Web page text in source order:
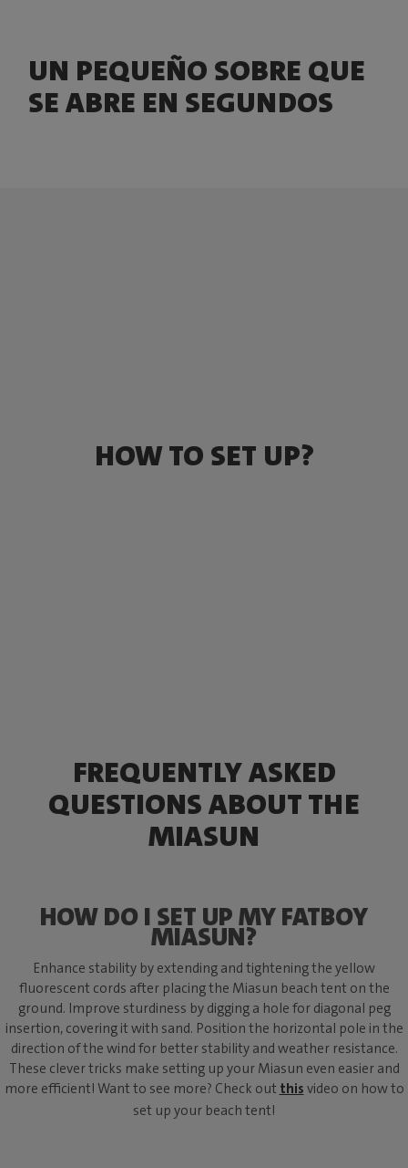
UN PEQUEÑO SOBRE QUE
SE ABRE EN SEGUNDOS
HOW TO SET UP?
FREQUENTLY ASKED
QUESTIONS ABOUT THE
MIASUN
HOW DO I SET UP MY FATBOY
MIASUN?
Enhance stability by extending and tightening the yellow
fluorescent cords after placing the Miasun beach tent on the
ground. Improve sturdiness by digging a hole for diagonal peg
insertion, covering it with sand. Position the horizontal pole in the
direction of the wind for better stability and weather resistance.
These clever tricks make setting up your Miasun even easier and
more efficient! Want to see more? Check out this video on how to
set up your beach tent!